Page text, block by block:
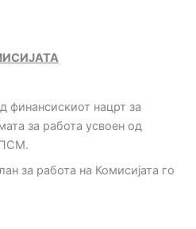
финансискиот нацрт за
за работа усвоен од
за работа на Комисијата го